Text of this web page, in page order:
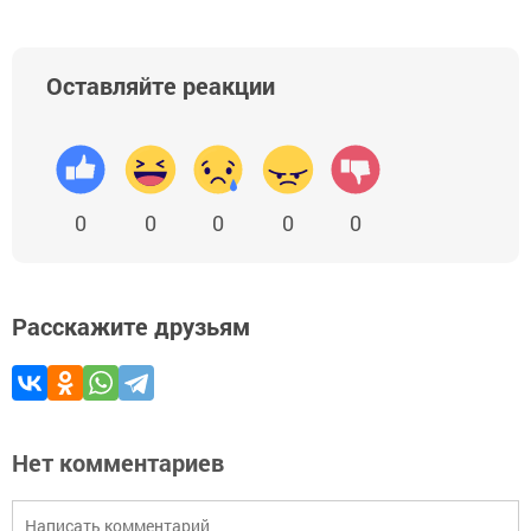
Оставляйте реакции
0 0 0 0 0
Расскажите друзьям
Нет комментариев